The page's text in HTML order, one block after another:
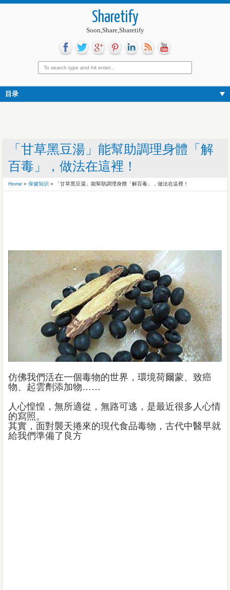
Sharetify
Soon,Share,Sharetify
目录
「甘草黑豆湯」能幫助調理身體「解
百毒」，做法在這裡！
Home » 保健知识 » 「甘草黑豆湯」能幫助調理身體「解百毒」，做法在這裡！
仿佛我們活在一個毒物的世界，環境荷爾蒙、致癌
物、起雲劑添加物……
人心惶惶，無所適從，無路可逃，是最近很多人心情
的寫照。
其實，面對襲天捲來的現代食品毒物，古代中醫早就
給我們準備了良方